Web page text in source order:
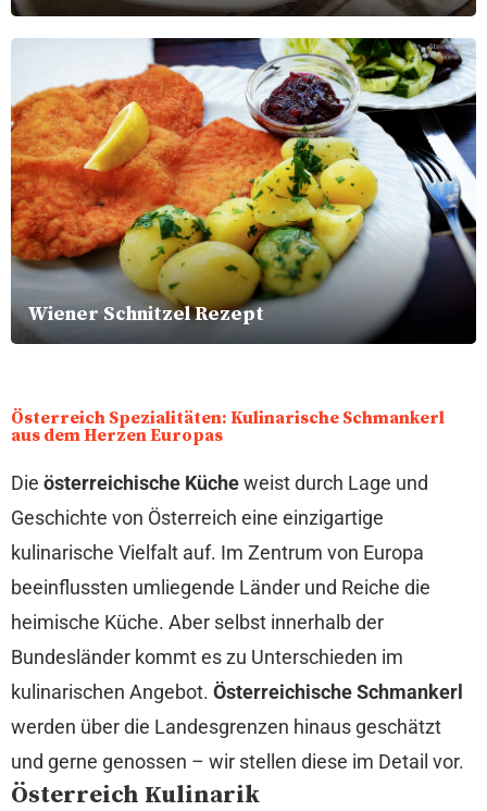
Wiener Schnitzel Rezept
Österreich Spezialitäten: Kulinarische Schmankerl
aus dem Herzen Europas
Die österreichische Kücheweist durch Lage und
Geschichte von Österreich eine einzigartige
kulinarische Vielfalt auf. Im Zentrum von Europa
beeinflussten umliegende Länder und Reiche die
heimische Küche. Aber selbst innerhalb der
Bundesländer kommt es zu Unterschieden im
kulinarischen Angebot. Österreichische Schmankerl
werden über die Landesgrenzen hinaus geschätzt
und gerne genossen – wir stellen diese im Detail vor.
Österreich Kulinarik